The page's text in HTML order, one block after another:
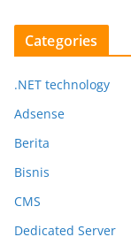
Categories
.NET technology
Adsense
Berita
Bisnis
CMS
Dedicated Server